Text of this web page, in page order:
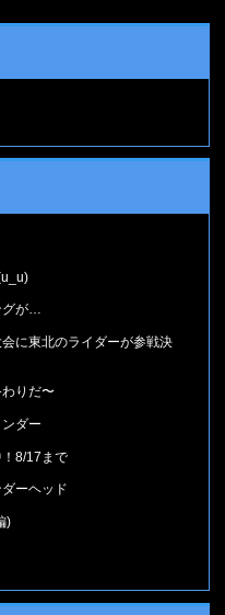
グが…
に東北のライダーが参戦決
りだ〜
ダー
8/17まで
ーヘッド
)